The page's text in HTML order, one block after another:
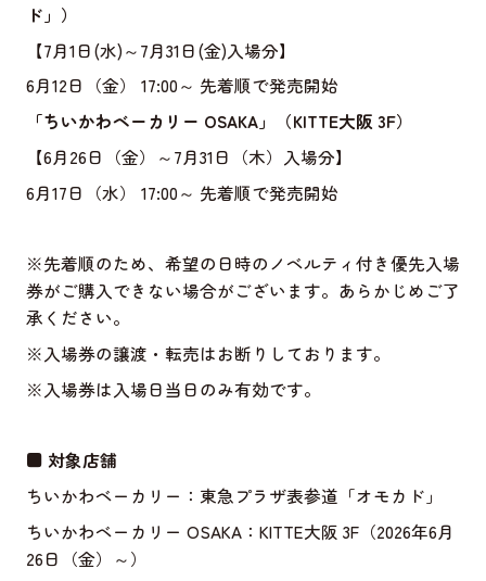
ド」）
【7月1日(水)～7月31日(金)入場分】
6月12日（金） 17:00～ 先着順で発売開始
「ちいかわベーカリー OSAKA」（KITTE大阪 3F）
【6月26日（金）～7月31日（木）入場分】
6月17日（水） 17:00～ 先着順で発売開始
※先着順のため、希望の日時のノベルティ付き優先入場
券がご購入できない場合がございます。あらかじめご了
承ください。
※入場券の譲渡・転売はお断りしております。
※入場券は入場日当日のみ有効です。
■ 対象店舗
ちいかわベーカリー：東急プラザ表参道「オモカド」
ちいかわベーカリー OSAKA：KITTE大阪 3F（2026年6月
26日（金）～）